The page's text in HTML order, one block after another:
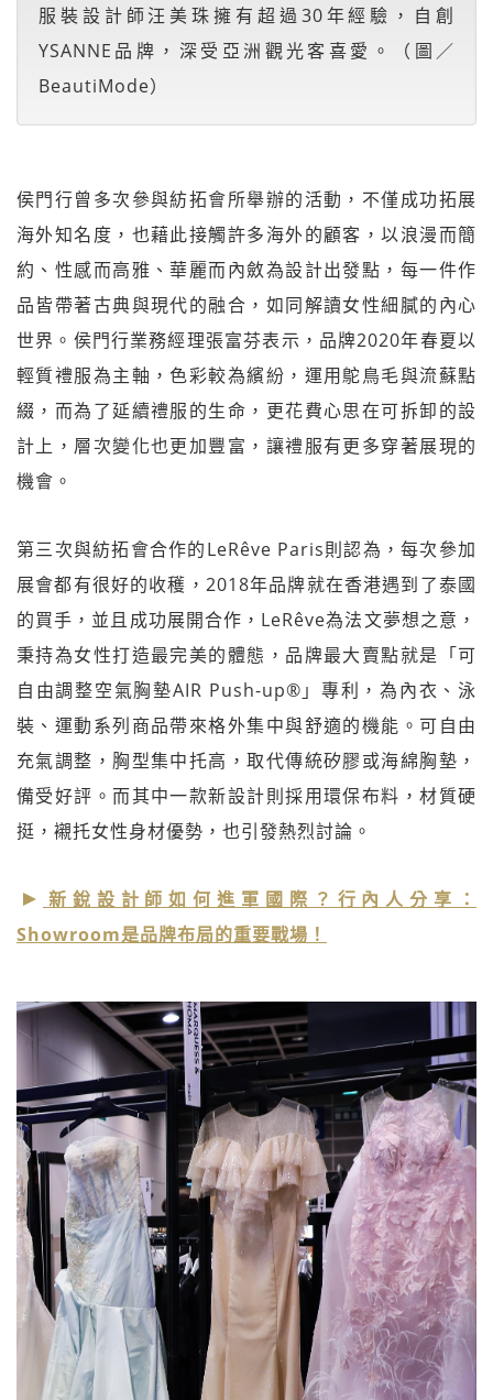
服裝設計師汪美珠擁有超過30年經驗，自創
YSANNE品牌，深受亞洲觀光客喜愛。（圖／
BeautiMode）
侯門行曾多次參與紡拓會所舉辦的活動，不僅成功拓展
海外知名度，也藉此接觸許多海外的顧客，以浪漫而簡
約、性感而高雅、華麗而內斂為設計出發點，每一件作
品皆帶著古典與現代的融合，如同解讀女性細膩的內心
世界。侯門行業務經理張富芬表示，品牌2020年春夏以
輕質禮服為主軸，色彩較為繽紛，運用鴕鳥毛與流蘇點
綴，而為了延續禮服的生命，更花費心思在可拆卸的設
計上，層次變化也更加豐富，讓禮服有更多穿著展現的
機會。
第三次與紡拓會合作的LeRêve Paris則認為，每次參加
展會都有很好的收穫，2018年品牌就在香港遇到了泰國
的買手，並且成功展開合作，LeRêve為法文夢想之意，
秉持為女性打造最完美的體態，品牌最大賣點就是「可
自由調整空氣胸墊AIR Push-up®」專利，為內衣、泳
裝、運動系列商品帶來格外集中與舒適的機能。可自由
充氣調整，胸型集中托高，取代傳統矽膠或海綿胸墊，
備受好評。而其中一款新設計則採用環保布料，材質硬
挺，襯托女性身材優勢，也引發熱烈討論。
新銳設計師如何進軍國際？行內人分享：
Showroom是品牌布局的重要戰場！